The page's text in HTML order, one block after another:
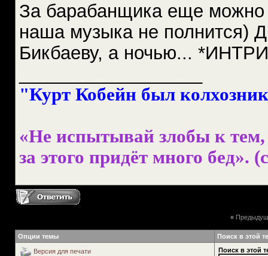
За барабанщика еще можно
наша музыка не полнится)
Бикбаеву, а ночью...
"Курт Кобейн был
«Не испытывай злобы к тем,
за этого придёт много бед».
«
Опции темы Поиск в этой
Версия для печати
Поиск в этой